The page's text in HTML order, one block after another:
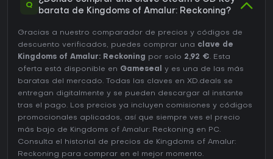
Q
barata de Kingdoms of Amalur: Reckoning?
Gracias a nuestro comparador de precios y códigos de
descuento verificados, puedes comprar una clave de
Kingdoms of Amalur: Reckoning
por solo 2,92 €. Esta
oferta está disponible en Gameseal
y es una de las más
baratas del mercado. Todas las claves en XD.deals se
entregan digitalmente y se pueden descargar al instante
tras el pago. Los precios ya incluyen comisiones y códigos
promocionales aplicados, así que siempre ves el precio
más bajo de Kingdoms of Amalur: Reckoning en PC.
Consulta el
historial de precios de Kingdoms of Amalur:
Reckoning para comprar en el mejor momento.